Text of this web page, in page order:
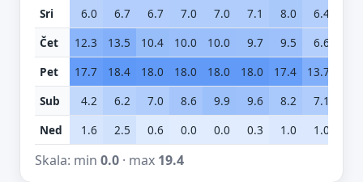
Sri
6.0 6.7 6.7 7.0 7.0 7.1 8.0 6.4
Čet
12.3 13.5 10.4 10.0 10.0 9.7 9.5 6.6
Pet
17.7 18.4 18.0 18.0 18.0 18.0 17.4 13.7
Sub
4.2 6.2 7.0 8.6 9.9 9.6 8.2 7.1
Ned
1.6 2.5 0.6 0.0 0.0 0.3 1.0 1.0
Skala: min 0.0· max 19.4